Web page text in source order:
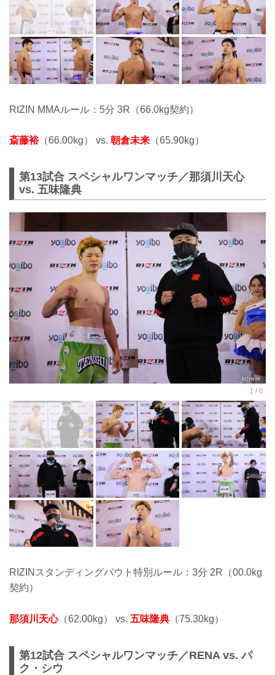
RIZIN MMAルール：5分 3R（66.0kg契約）
斎藤裕（66.00kg） vs. 朝倉未来 （65.90kg）
第13試合 スペシャルワンマッチ／那須川天心
vs. 五味隆典
RIZINスタンディングバウト特別ルール：3分 2R（00.0kg
契約）
那須川天心（62.00kg） vs. 五味隆典 （75.30kg）
第12試合 スペシャルワンマッチ／RENA vs. パ
ク・シウ